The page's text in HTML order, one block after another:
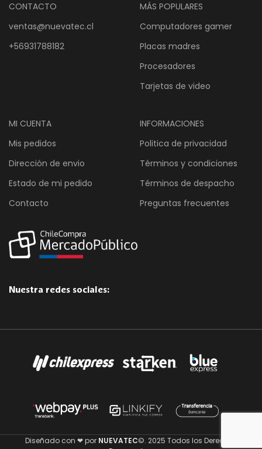
$1.835.209.$1.758.983.
CONTACTO
ventas@nuevatec.cl
+56931788182
MÁS POPULARES
Computadores gamer
Placas madres
Procesadores
Tarjetas de video
MI CUENTA
Mis pedidos
Dirección de envio
Estado de mi pedido
Contacto
INFORMACIONES
Politica de privacidad
Términos y condiciones
Términos de despacho
Preguntas frecuentes
Nuestra redes sociales:
Diseñado con ❤ por NUEVATEC©. 2025 Todos los Derechos